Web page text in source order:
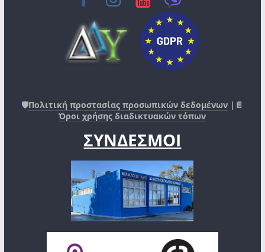
🛡️Πολιτική προστασίας προσωπικών δεδομένων |📄
Όροι χρήσης διαδικτυακών τόπων
ΣΥΝΔΕΣΜΟΙ